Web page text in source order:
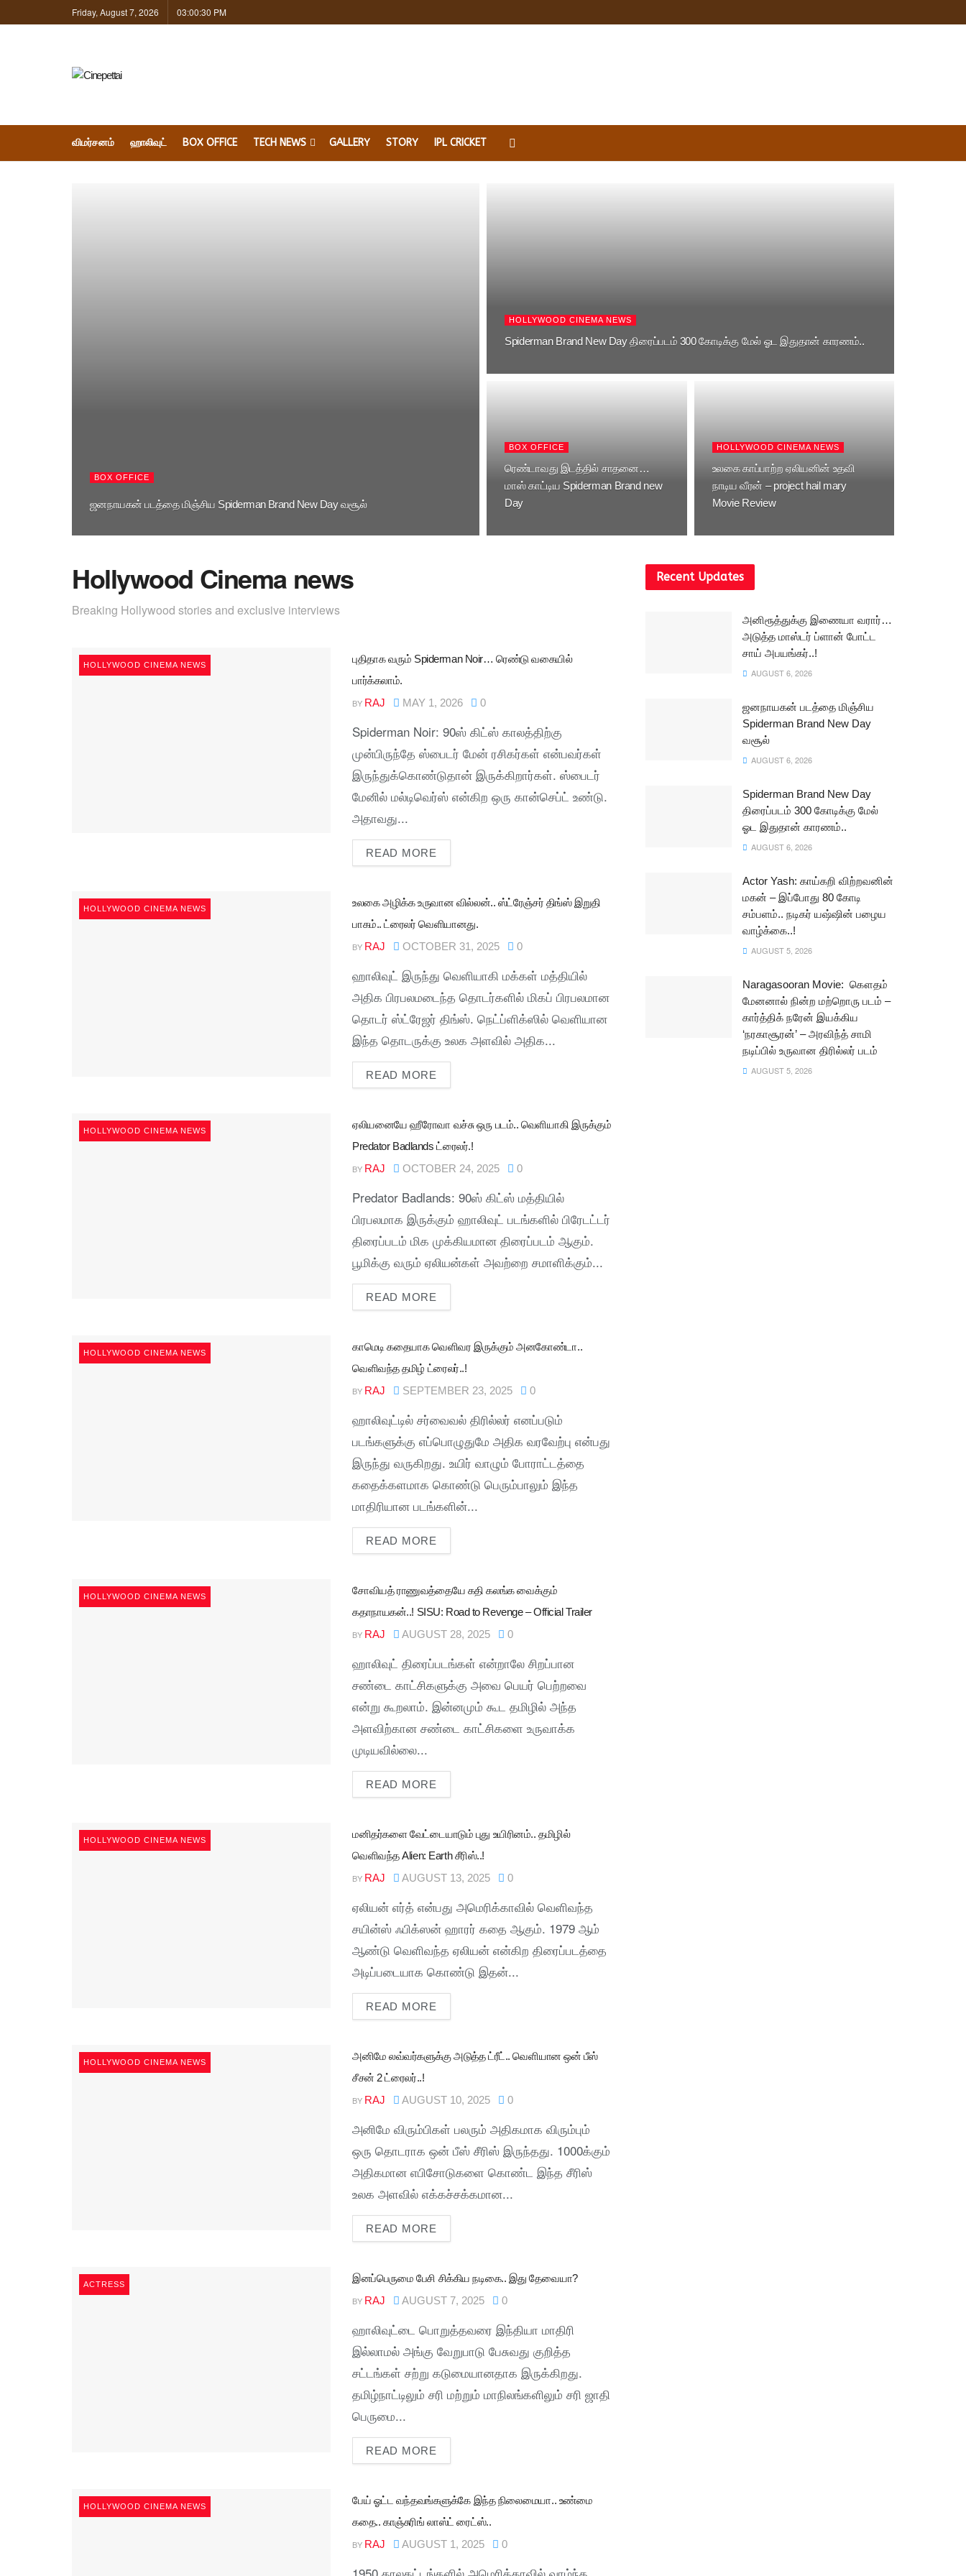
Friday, August 7, 2026 03:00:31 PM
விமர்சனம் ஹாலிவுட் BOX OFFICE TECH NEWS GALLERY STORY IPL CRICKET
BOX OFFICE
ஜனநாயகன் படத்தை மிஞ்சிய Spiderman Brand New Day வசூல்
HOLLYWOOD CINEMA NEWS
Spiderman Brand New Day திரைப்படம் 300 கோடிக்கு மேல் ஓட இதுதான் காரணம்..
BOX OFFICE
ரெண்டாவது இடத்தில் சாதனை…
மாஸ் காட்டிய Spiderman Brand new
Day
HOLLYWOOD CINEMA NEWS
உலகை காப்பாற்ற ஏலியனின் உதவி
நாடிய வீரன் – project hail mary
Movie Review
Hollywood Cinema news
Breaking Hollywood stories and exclusive interviews
HOLLYWOOD CINEMA NEWS
புதிதாக வரும் Spiderman Noir… ரெண்டு வகையில்
பார்க்கலாம்.
BY RAJ MAY 1, 2026 0
Spiderman Noir: 90ஸ் கிட்ஸ் காலத்திற்கு
முன்பிருந்தே ஸ்பைடர் மேன் ரசிகர்கள் என்பவர்கள்
இருந்துக்கொண்டுதான் இருக்கிறார்கள். ஸ்பைடர்
மேனில் மல்டிவெர்ஸ் என்கிற ஒரு கான்செப்ட் உண்டு.
அதாவது...
READ MORE
HOLLYWOOD CINEMA NEWS
உலகை அழிக்க உருவான வில்லன்.. ஸ்ட்ரேஞ்சர் திங்ஸ் இறுதி
பாகம்.. ட்ரைலர் வெளியானது.
BY RAJ OCTOBER 31, 2025 0
ஹாலிவுட் இருந்து வெளியாகி மக்கள் மத்தியில்
அதிக பிரபலமடைந்த தொடர்களில் மிகப் பிரபலமான
தொடர் ஸ்ட்ரேஜர் திங்ஸ். நெட்ப்ளிக்ஸில் வெளியான
இந்த தொடருக்கு உலக அளவில் அதிக...
READ MORE
HOLLYWOOD CINEMA NEWS
ஏலியனையே ஹீரோவா வச்சு ஒரு படம்.. வெளியாகி இருக்கும்
Predator Badlands ட்ரைலர்.!
BY RAJ OCTOBER 24, 2025 0
Predator Badlands: 90ஸ் கிட்ஸ் மத்தியில்
பிரபலமாக இருக்கும் ஹாலிவுட் படங்களில் பிரேடட்டர்
திரைப்படம் மிக முக்கியமான திரைப்படம் ஆகும்.
பூமிக்கு வரும் ஏலியன்கள் அவற்றை சமாளிக்கும்...
READ MORE
HOLLYWOOD CINEMA NEWS
காமெடி கதையாக வெளிவர இருக்கும் அனகோண்டா..
வெளிவந்த தமிழ் ட்ரைலர்..!
BY RAJ SEPTEMBER 23, 2025 0
ஹாலிவுட்டில் சர்வைவல் திரில்லர் எனப்படும்
படங்களுக்கு எப்பொழுதுமே அதிக வரவேற்பு என்பது
இருந்து வருகிறது. உயிர் வாழும் போராட்டத்தை
கதைக்களமாக கொண்டு பெரும்பாலும் இந்த
மாதிரியான படங்களின்...
READ MORE
HOLLYWOOD CINEMA NEWS
சோவியத் ராணுவத்தையே கதி கலங்க வைக்கும்
கதாநாயகன்..! SISU: Road to Revenge – Official Trailer
BY RAJ AUGUST 28, 2025 0
ஹாலிவுட் திரைப்படங்கள் என்றாலே சிறப்பான
சண்டை காட்சிகளுக்கு அவை பெயர் பெற்றவை
என்று கூறலாம். இன்னமும் கூட தமிழில் அந்த
அளவிற்கான சண்டை காட்சிகளை உருவாக்க
முடியவில்லை...
READ MORE
HOLLYWOOD CINEMA NEWS
மனிதர்களை வேட்டையாடும் புது உயிரினம்.. தமிழில்
வெளிவந்த Alien: Earth சீரிஸ்..!
BY RAJ AUGUST 13, 2025 0
ஏலியன் எர்த் என்பது அமெரிக்காவில் வெளிவந்த
சயின்ஸ் ஃபிக்ஸன் ஹாரர் கதை ஆகும். 1979 ஆம்
ஆண்டு வெளிவந்த ஏலியன் என்கிற திரைப்படத்தை
அடிப்படையாக கொண்டு இதன்...
READ MORE
HOLLYWOOD CINEMA NEWS
அனிமே லவ்வர்களுக்கு அடுத்த ட்ரீட்.. வெளியான ஒன் பீஸ்
சீசன் 2 ட்ரைலர்..!
BY RAJ AUGUST 10, 2025 0
அனிமே விரும்பிகள் பலரும் அதிகமாக விரும்பும்
ஒரு தொடராக ஒன் பீஸ் சீரிஸ் இருந்தது. 1000க்கும்
அதிகமான எபிசோடுகளை கொண்ட இந்த சீரிஸ்
உலக அளவில் எக்கச்சக்கமான...
READ MORE
ACTRESS இனப்பெருமை பேசி சிக்கிய நடிகை.. இது தேவையா?
BY RAJ AUGUST 7, 2025 0
ஹாலிவுட்டை பொறுத்தவரை இந்தியா மாதிரி
இல்லாமல் அங்கு வேறுபாடு பேசுவது குறித்த
சட்டங்கள் சற்று கடுமையானதாக இருக்கிறது.
தமிழ்நாட்டிலும் சரி மற்றும் மாநிலங்களிலும் சரி ஜாதி
பெருமை...
READ MORE
HOLLYWOOD CINEMA NEWS
பேய் ஓட்ட வந்தவங்களுக்கே இந்த நிலைமையா.. உண்மை
கதை.. காஞ்சுரிங் லாஸ்ட் ரைட்ஸ்..
BY RAJ AUGUST 1, 2025 0
Recent Updates
அனிரூத்துக்கு இணையா வரார்…
அடுத்த மாஸ்டர் ப்ளான் போட்ட
சாய் அபயங்கர்..!
AUGUST 6, 2026
ஜனநாயகன் படத்தை மிஞ்சிய
Spiderman Brand New Day
வசூல்
AUGUST 6, 2026
Spiderman Brand New Day
திரைப்படம் 300 கோடிக்கு மேல்
ஓட இதுதான் காரணம்..
AUGUST 6, 2026
Actor Yash: காய்கறி விற்றவனின்
மகன் – இப்போது 80 கோடி
சம்பளம்.. நடிகர் யஷ்ஷின் பழைய
வாழ்க்கை..!
AUGUST 5, 2026
Naragasooran Movie: கௌதம்
மேனனால் நின்ற மற்றொரு படம் –
கார்த்திக் நரேன் இயக்கிய
‘நரகாசூரன்’ – அரவிந்த் சாமி
நடிப்பில் உருவான திரில்லர் படம்
AUGUST 5, 2026